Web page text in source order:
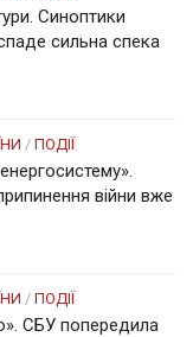
Синоптики
сильна спека
/ ПОДІЇ
війни вже
/ ПОДІЇ
СБУ попередила